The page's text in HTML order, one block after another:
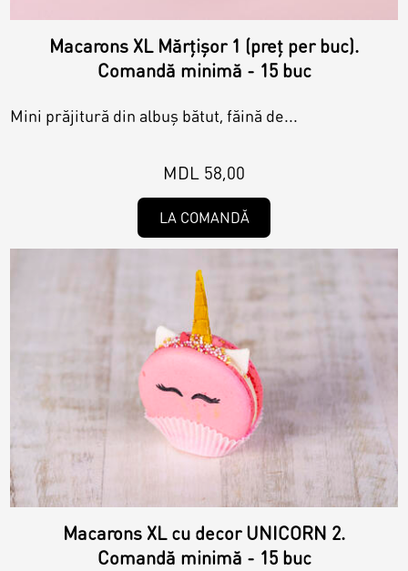
Macarons XL Mărțișor 1 (preț per buc).
Comandă minimă - 15 buc
Mini prăjitură din albuș bătut, făină de...
MDL 58,00
LA COMANDĂ
Macarons XL cu decor UNICORN 2.
Comandă minimă - 15 buc